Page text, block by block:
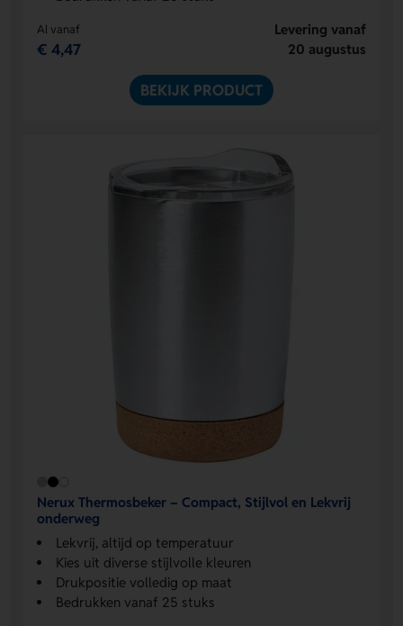
Al vanaf
€ 4,47
Levering vanaf
20 augustus
BEKIJK PRODUCT
Nerux Thermosbeker – Compact, Stijlvol en Lekvrij
onderweg
Lekvrij, altijd op temperatuur
Kies uit diverse stijlvolle kleuren
Drukpositie volledig op maat
Bedrukken vanaf 25 stuks